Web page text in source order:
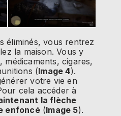
éliminés, vous rentrez
la maison. Vous y
cigares,
(Image 4).
votre vie en
cela accéder à
la flèche
enfoncé(Image 5).